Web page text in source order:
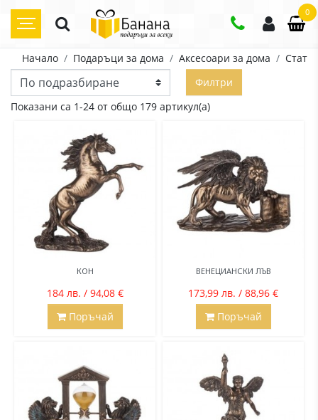
0
Начало Подаръци за дома Аксесоари за дома
Филтри
Показани са 1-24 от общо 179 артикул(а)
КОН
184 лв. / 94,08 €
Поръчай
ВЕНЕЦИАНСКИ ЛЪВ
173,99 лв. / 88,96 €
Поръчай